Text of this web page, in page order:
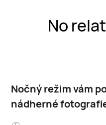
No
Nočný režim vám
nádherné